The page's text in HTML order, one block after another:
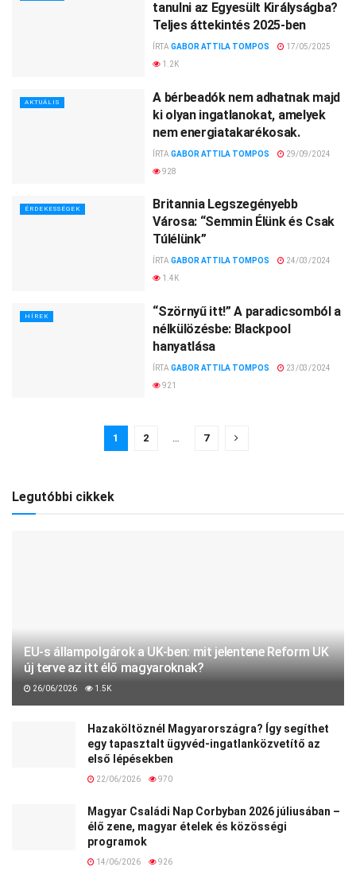
tanulni az Egyesült Királyságba?
Teljes áttekintés 2025-ben
ÍRTA GABOR ATTILA TOMPOS
17/05/2025
1.2K
AKTUÁLIS
A bérbeadók nem adhatnak majd
ki olyan ingatlanokat, amelyek
nem energiatakarékosak.
ÍRTA GABOR ATTILA TOMPOS
29/09/2024
928
ÉRDEKESSÉGEK
Britannia Legszegényebb
Városa: “Semmin Élünk és Csak
Túlélünk”
ÍRTA GABOR ATTILA TOMPOS
24/03/2024
1.4K
HÍREK
“Szörnyű itt!” A paradicsomból a
nélkülözésbe: Blackpool
hanyatlása
ÍRTA GABOR ATTILA TOMPOS
23/03/2024
921
1 2 … 7
Legutóbbi cikkek
EU-s állampolgárok a UK-ben: mit jelentene Reform UK
új terve az itt élő magyaroknak?
26/06/2026 1.5K
Hazaköltöznél Magyarországra? Így segíthet
egy tapasztalt ügyvéd-ingatlanközvetítő az
első lépésekben
22/06/2026 970
Magyar Családi Nap Corbyban 2026 júliusában –
élő zene, magyar ételek és közösségi
programok
14/06/2026 926